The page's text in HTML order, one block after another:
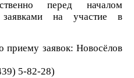
перед началом
на участие в
приему заявок: Новосёлов
5-82-28)